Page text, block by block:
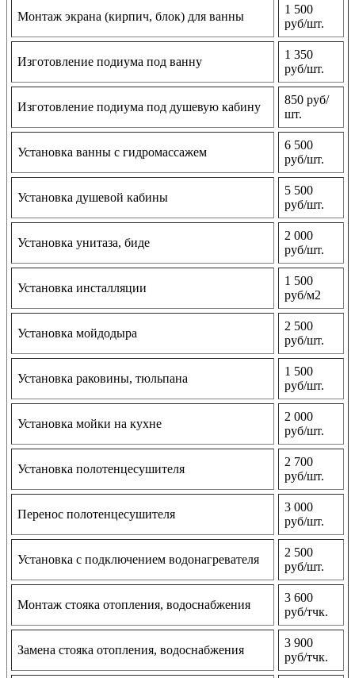
Монтаж экрана (кирпич, блок) для ванны
1 500
руб/шт.
Изготовление подиума под ванну
1 350
руб/шт.
Изготовление подиума под душевую кабину
850 руб/
шт.
Установка ванны с гидромассажем
6 500
руб/шт.
Установка душевой кабины
5 500
руб/шт.
Установка унитаза, биде
2 000
руб/шт.
Установка инсталляции
1 500
руб/м2
Установка мойдодыра
2 500
руб/шт.
Установка раковины, тюльпана
1 500
руб/шт.
Установка мойки на кухне
2 000
руб/шт.
Установка полотенцесушителя
2 700
руб/шт.
Перенос полотенцесушителя
3 000
руб/шт.
Установка с подключением водонагревателя
2 500
руб/шт.
Монтаж стояка отопления, водоснабжения
3 600
руб/тчк.
Замена стояка отопления, водоснабжения
3 900
руб/тчк.